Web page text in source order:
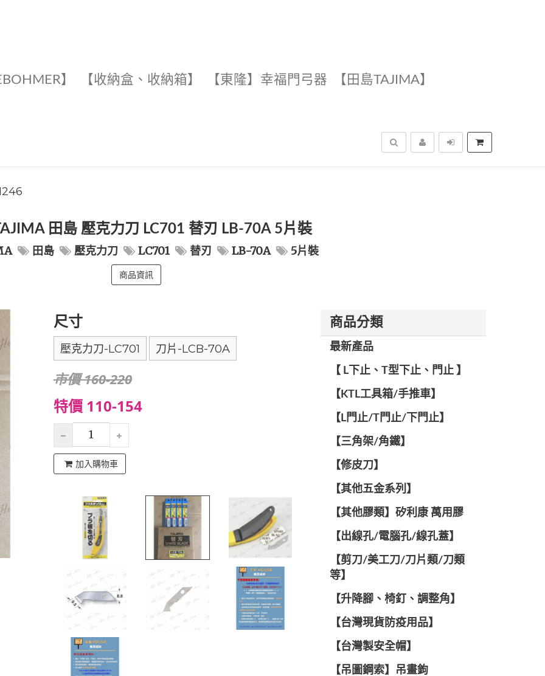
】 【收納盒、收納箱】 【東隆】幸福門弓器 【田島TAJIMA】
搜尋
田島 壓克力刀 LC701 替刃 LB-70A 5片裝
田島 壓克力刀 LC701 替刃 LB-70A 5片裝
商品資訊
尺寸
壓克力刀-LC701 刀片-LCB-70A
市價 160-220
特價 110-154
加入購物車
商品分類
最新產品
【 L下止、T型下止、門止 】
【KTL工具箱/手推車】
【L門止/T門止/下門止】
【三角架/角鐵】
【修皮刀】
【其他五金系列】
【其他膠類】矽利康 萬用膠
【出線孔/電腦孔/線孔蓋】
【剪刀/美工刀/刀片類/刀類
等】
【升降腳、椅釘、調整角】
【台灣現貨防疫用品】
【台灣製安全帽】
【吊圖鋼索】吊畫鉤